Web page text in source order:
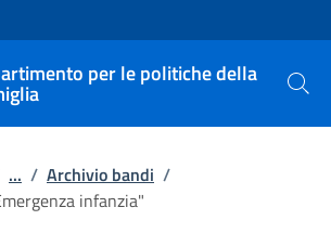
sito
per le politiche della
Cerca
... / Archivio bandi /
infanzia"